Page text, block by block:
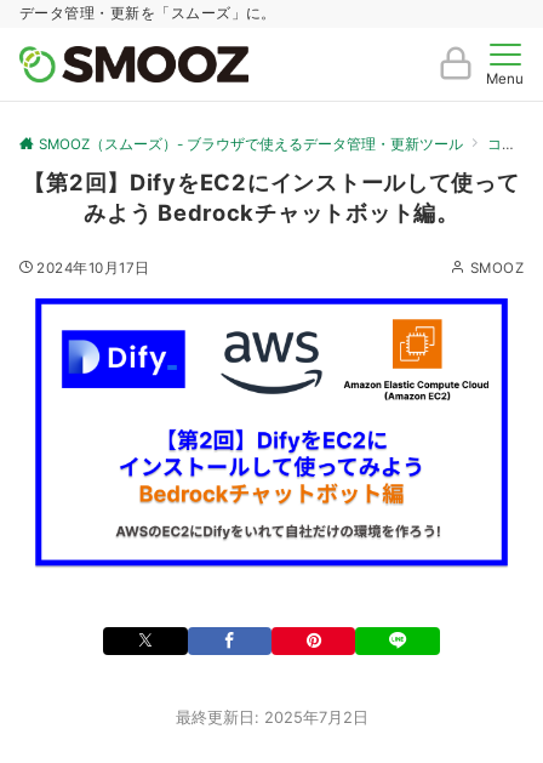
データ管理・更新を「スムーズ」に。
Menu
SMOOZ（スムーズ）- ブラウザで使えるデータ管理・更新ツール コラム
【第2回】DifyをEC2にインストールして使って
みよう Bedrockチャットボット編。
2024年10月17日 SMOOZ
最終更新日: 2025年7月2日